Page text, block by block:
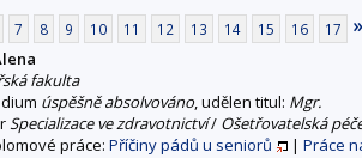
7 8 9 10 11 12 13 14 15 16 17 »
fakulta
úspěšně absolvováno, udělen titul: Mgr.
Specializace ve zdravotnictví/ Ošetřovatelská
práce: Příčiny pádů u seniorů | Práce